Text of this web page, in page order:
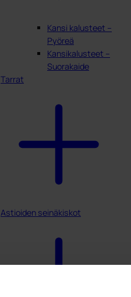
Kansi kalusteet –
Pyöreä
Kansikalusteet –
Suorakaide
Tarrat
Astioiden seinäkiskot